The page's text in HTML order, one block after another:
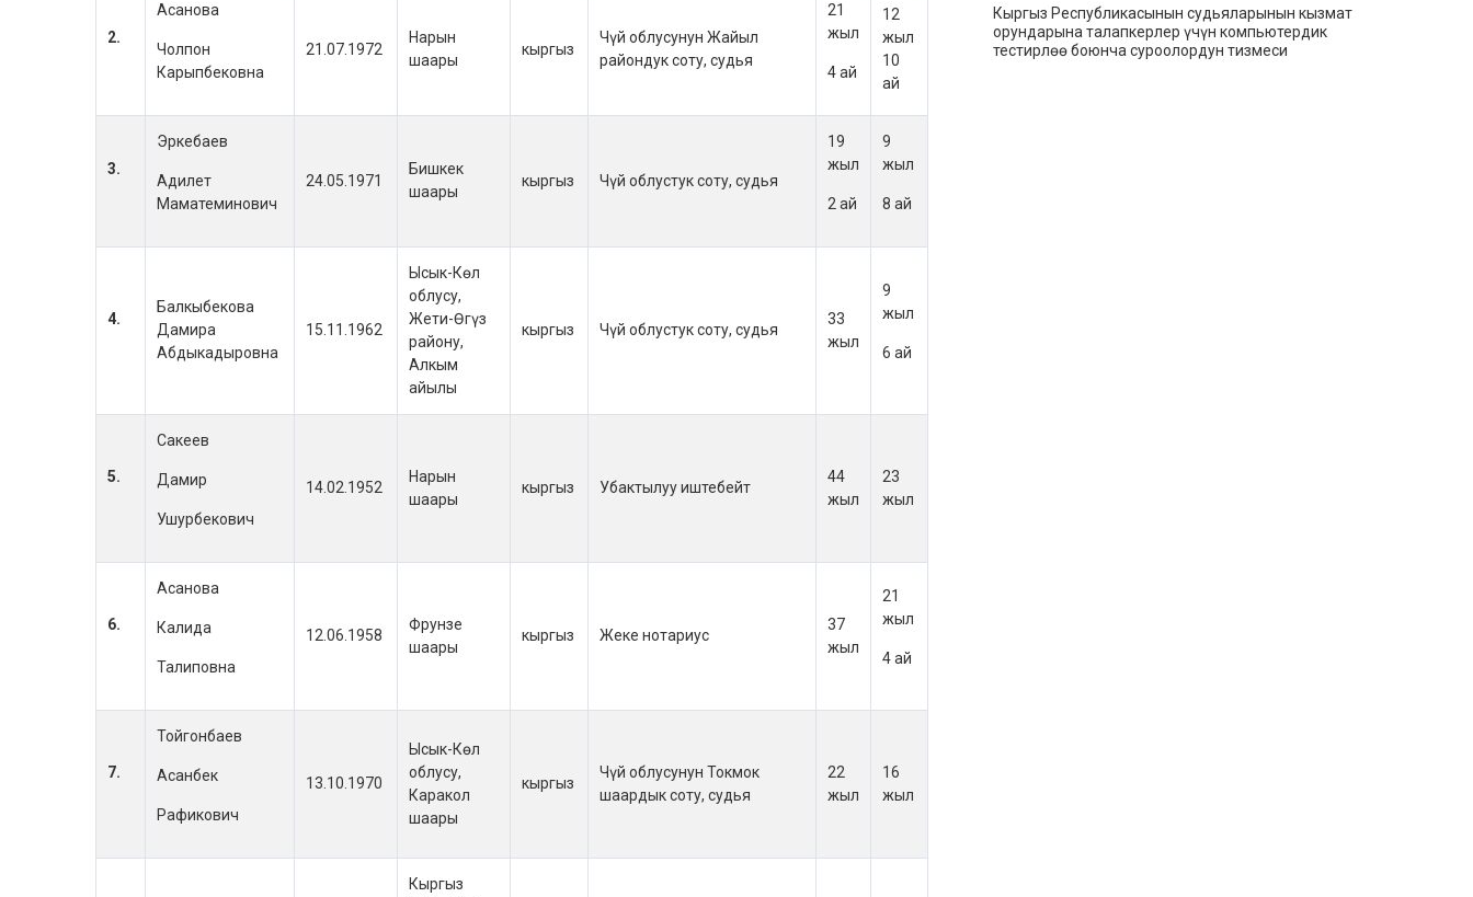
2.
Асанова
Чолпон
Карыпбековна
21.07.1972
Нарын
шаары
кыргыз
Чүй облусунун Жайыл
райондук соту, судья
21
жыл
4 ай
12
жыл
10
ай
3.
Эркебаев
Адилет
Маматеминович
24.05.1971
Бишкек
шаары
кыргыз Чүй облустук соту, судья
19
жыл
2 ай
9
жыл
8 ай
4.
Балкыбекова
Дамира
Абдыкадыровна
15.11.1962
Ысык-Көл
облусу,
Жети-Өгүз
району,
Алкым
айылы
кыргыз Чүй облустук соту, судья
33
жыл
9
жыл
6 ай
5.
Сакеев
Дамир
Ушурбекович
14.02.1952
Нарын
шаары
кыргыз Убактылуу иштебейт
44
жыл
23
жыл
6.
Асанова
Калида
Талиповна
12.06.1958
Фрунзе
шаары
кыргыз Жеке нотариус
37
жыл
21
жыл
4 ай
7.
Тойгонбаев
Асанбек
Рафикович
13.10.1970
Ысык-Көл
облусу,
Каракол
шаары
кыргыз
Чүй облусунун Токмок
шаардык соту, судья
22
жыл
16
жыл
Кыргыз
Кыргыз Республикасынын судьяларынын кызмат
орундарына талапкерлер үчүн компьютердик
тестирлөө боюнча суроолордун тизмеси